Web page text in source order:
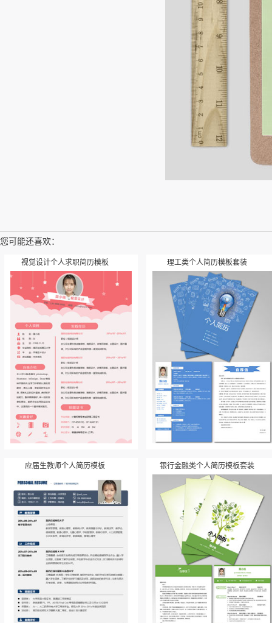
您可能还喜欢：
视觉设计个人求职简历模板 理工类个人简历模板套装
应届生教师个人简历模板 银行金融类个人简历模板套装